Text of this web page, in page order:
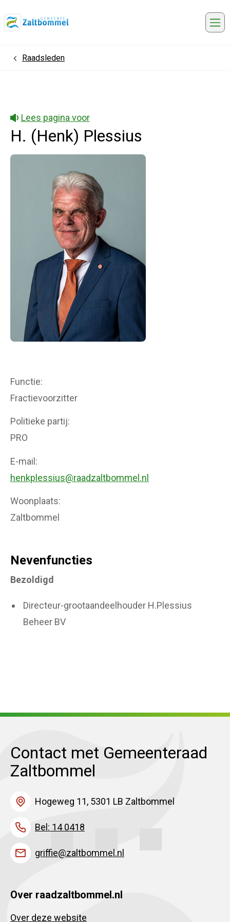
HomeRaadsleden
Lees pagina voor
H. (Henk) Plessius
Functie
Fractievoorzitter
Politieke partij
PRO
E-mail
henkplessius@raadzaltbommel.nl
Woonplaats
Zaltbommel
Nevenfuncties
Bezoldigd
Directeur-grootaandeelhouder H.Plessius
Beheer BV
Contact met Gemeenteraad
Zaltbommel
Hogeweg 11, 5301 LB Zaltbommel
Bel: 14 0418
griffie@zaltbommel.nl
Over raadzaltbommel.nl
Over deze website